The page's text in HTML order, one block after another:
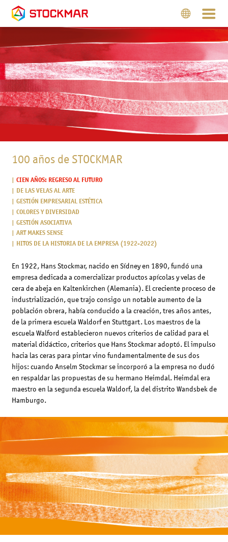
100 años de STOCKMAR
CIEN AÑOS: REGRESO AL FUTURO
DE LAS VELAS AL ARTE
GESTIÓN EMPRESARIAL ESTÉTICA
COLORES Y DIVERSIDAD
GESTIÓN ASOCIATIVA
ART MAKES SENSE
HITOS DE LA HISTORIA DE LA EMPRESA (1922-2022)
En 1922, Hans Stockmar, nacido en Sídney en 1890, fundó una
empresa dedicada a comercializar productos apícolas y velas de
cera de abeja en Kaltenkirchen (Alemania). El creciente proceso de
industrialización, que trajo consigo un notable aumento de la
población obrera, había conducido a la creación, tres años antes,
de la primera escuela Waldorf en Stuttgart. Los maestros de la
escuela Walford establecieron nuevos criterios de calidad para el
material didáctico, criterios que Hans Stockmar adoptó. El impulso
hacia las ceras para pintar vino fundamentalmente de sus dos
hijos: cuando Anselm Stockmar se incorporó a la empresa no dudó
en respaldar las propuestas de su hermano Heimdal. Heimdal era
maestro en la segunda escuela Waldorf, la del distrito Wandsbek de
Hamburgo.